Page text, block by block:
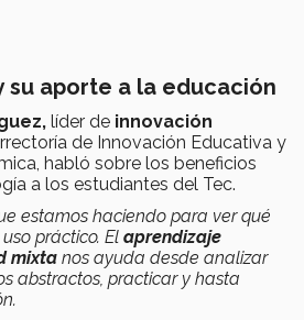
su aporte a la educación
líder de innovación
de Innovación Educativa y
habló sobre los beneficios
a los estudiantes del Tec.
estamos haciendo para ver qué
práctico. El aprendizaje
mixta nos ayuda desde analizar
abstractos, practicar y hasta